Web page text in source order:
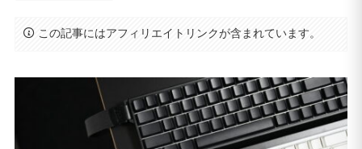
この記事にはアフィリエイトリンクが含まれています。